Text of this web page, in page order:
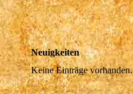
Neuigkeiten
Keine Einträge vorhanden.